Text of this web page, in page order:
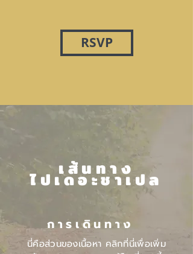
RSVP
เส้นทาง
ไปเดอะชาเปล
การเดินทาง
นี่คือส่วนของเนื้อหา คลิกที่นี่เพื่อเพิ่ม